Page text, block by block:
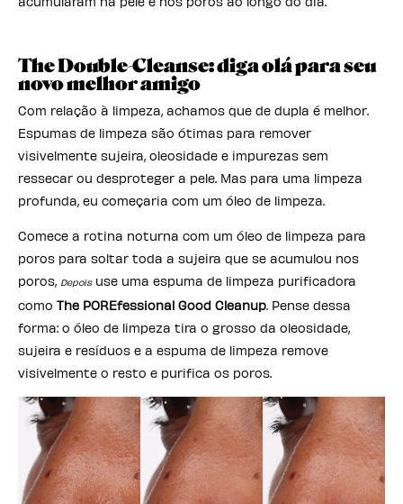
The Double-Cleanse: diga olá para seu
novo melhor amigo
Com relação à limpeza, achamos que de dupla é melhor.
Espumas de limpeza são ótimas para remover
visivelmente sujeira, oleosidade e impurezas sem
ressecar ou desproteger a pele. Mas para uma limpeza
profunda, eu começaria com um óleo de limpeza.
Comece a rotina noturna com um óleo de limpeza para
poros para soltar toda a sujeira que se acumulou nos
poros, Depoisuse uma espuma de limpeza purificadora
como The POREfessional Good Cleanup. Pense dessa
forma: o óleo de limpeza tira o grosso da oleosidade,
sujeira e resíduos e a espuma de limpeza remove
visivelmente o resto e purifica os poros.